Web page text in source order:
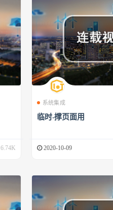
6.74K
系统集成
临时-撑页面用
2020-10-09